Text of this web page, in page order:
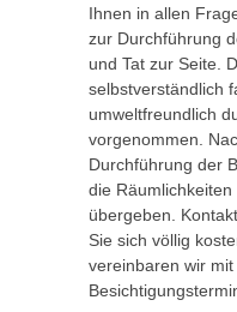
Ihnen in allen
zur Durchführung
und Tat zur Seite.
selbstverständlich
umweltfreundlich
vorgenommen.
Durchführung der
die
übergeben.
Sie sich völlig
vereinbaren wir